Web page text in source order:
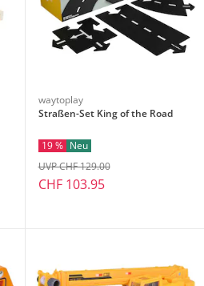
waytoplay
Straßen-Set King of the Road
19 % Neu
CHF 103.95
UVP CHF 129.00